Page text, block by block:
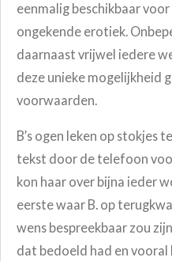
eenmalig beschikbaar
ongekende erotiek.
daarnaast vrijwel iedere
deze unieke mogelijkheid
voorwaarden.
B’s ogen leken op stokjes
tekst door de telefoon
kon haar over bijna ieder
eerste waar B. op
wens bespreekbaar zou
dat bedoeld had en vooral